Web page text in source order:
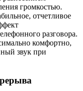
громкостью.
отчетливое
разговора.
комфортно,
звук при